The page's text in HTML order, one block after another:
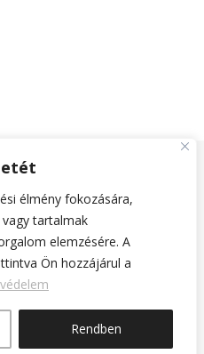
élmény fokozására,
tartalmak
elemzésére. A
Ön hozzájárul a
Rendben
jog fenntartva! |Bard a sablont
WP Royal.
Impresszum Partner blogok
TETEJÉRE